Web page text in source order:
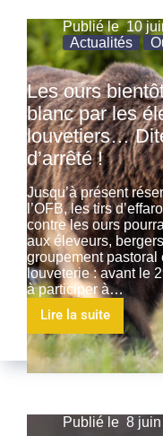
Publié le 10
Actualités
Les ours
blanc par les
louvetiers…
d’arrêté !
Jusqu’à présent
l’OFB, les tirs
contre les ours
aux éleveurs,
groupement pastoral
louveterie : avant le
à participer à…
Lire la suite
Publié le 8